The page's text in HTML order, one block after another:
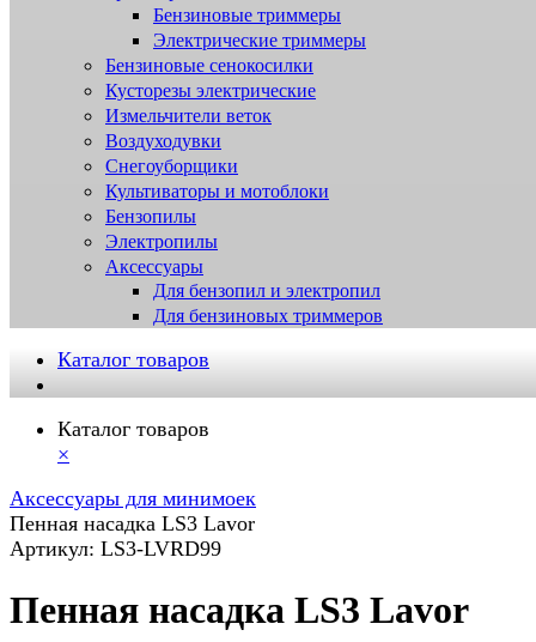
Бензиновые триммеры
Электрические триммеры
Бензиновые сенокосилки
Кусторезы электрические
Измельчители веток
Воздуходувки
Снегоуборщики
Культиваторы и мотоблоки
Бензопилы
Электропилы
Аксессуары
Для бензопил и электропил
Для бензиновых триммеров
Каталог товаров
Каталог товаров
×
Аксессуары для минимоек
Пенная насадка LS3 Lavor
Артикул: LS3-LVRD99
Пенная насадка LS3 Lavor